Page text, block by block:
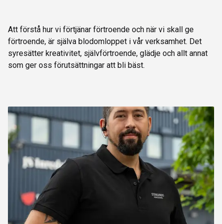
Att förstå hur vi förtjänar förtroende och när vi skall ge
förtroende, är själva blodomloppet i vår verksamhet. Det
syresätter kreativitet, självförtroende, glädje och allt annat
som ger oss förutsättningar att bli bäst.